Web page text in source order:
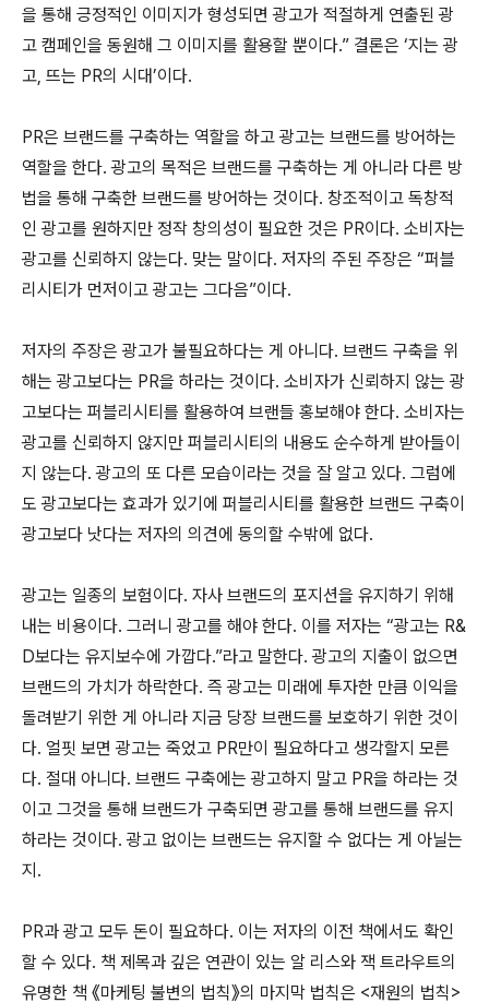
을 통해 긍정적인 이미지가 형성되면 광고가 적절하게 연출된 광
고 캠페인을 동원해 그 이미지를 활용할 뿐이다.” 결론은 ‘지는 광
고, 뜨는 PR의 시대’이다.
PR은 브랜드를 구축하는 역할을 하고 광고는 브랜드를 방어하는
역할을 한다. 광고의 목적은 브랜드를 구축하는 게 아니라 다른 방
법을 통해 구축한 브랜드를 방어하는 것이다. 창조적이고 독창적
인 광고를 원하지만 정작 창의성이 필요한 것은 PR이다. 소비자는
광고를 신뢰하지 않는다. 맞는 말이다. 저자의 주된 주장은 “퍼블
리시티가 먼저이고 광고는 그다음”이다.
저자의 주장은 광고가 불필요하다는 게 아니다. 브랜드 구축을 위
해는 광고보다는 PR을 하라는 것이다. 소비자가 신뢰하지 않는 광
고보다는 퍼블리시티를 활용하여 브랜들 홍보해야 한다. 소비자는
광고를 신뢰하지 않지만 퍼블리시티의 내용도 순수하게 받아들이
지 않는다. 광고의 또 다른 모습이라는 것을 잘 알고 있다. 그럼에
도 광고보다는 효과가 있기에 퍼블리시티를 활용한 브랜드 구축이
광고보다 낫다는 저자의 의견에 동의할 수밖에 없다.
광고는 일종의 보험이다. 자사 브랜드의 포지션을 유지하기 위해
내는 비용이다. 그러니 광고를 해야 한다. 이를 저자는 “광고는 R&
D보다는 유지보수에 가깝다.”라고 말한다. 광고의 지출이 없으면
브랜드의 가치가 하락한다. 즉 광고는 미래에 투자한 만큼 이익을
돌려받기 위한 게 아니라 지금 당장 브랜드를 보호하기 위한 것이
다. 얼핏 보면 광고는 죽었고 PR만이 필요하다고 생각할지 모른
다. 절대 아니다. 브랜드 구축에는 광고하지 말고 PR을 하라는 것
이고 그것을 통해 브랜드가 구축되면 광고를 통해 브랜드를 유지
하라는 것이다. 광고 없이는 브랜드는 유지할 수 없다는 게 아닐는
지.
PR과 광고 모두 돈이 필요하다. 이는 저자의 이전 책에서도 확인
할 수 있다. 책 제목과 깊은 연관이 있는 알 리스와 잭 트라우트의
유명한 책 《마케팅 불변의 법칙》의 마지막 법칙은 <재원의 법칙>